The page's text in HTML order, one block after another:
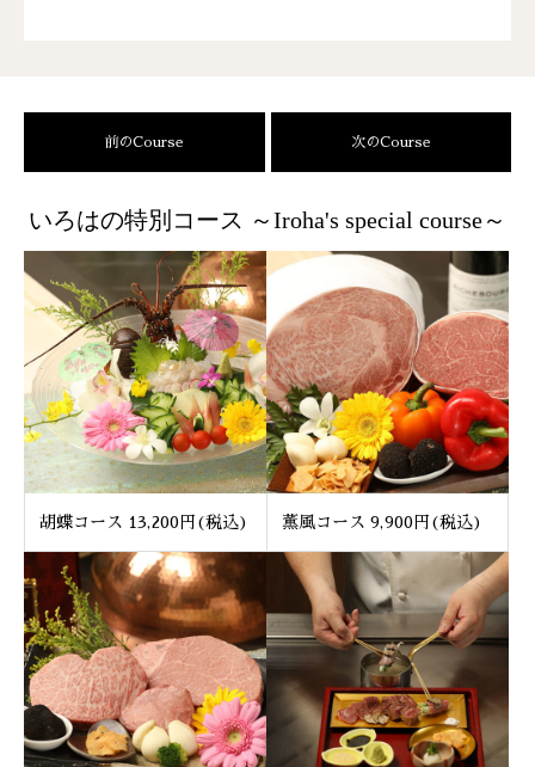
前のCourse 次のCourse
いろはの特別コース ～Iroha's special course～
胡蝶コース 13,200円(税込) 薫風コース 9,900円(税込)